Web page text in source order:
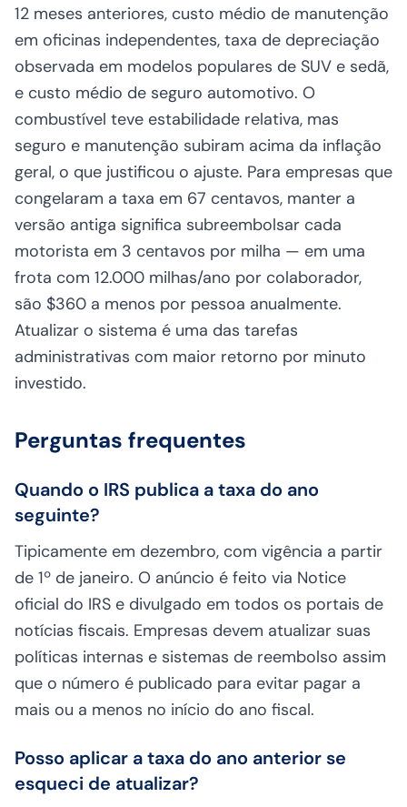
12 meses anteriores, custo médio de manutenção
em oficinas independentes, taxa de depreciação
observada em modelos populares de SUV e sedã,
e custo médio de seguro automotivo. O
combustível teve estabilidade relativa, mas
seguro e manutenção subiram acima da inflação
geral, o que justificou o ajuste. Para empresas que
congelaram a taxa em 67 centavos, manter a
versão antiga significa subreembolsar cada
motorista em 3 centavos por milha — em uma
frota com 12.000 milhas/ano por colaborador,
são $360 a menos por pessoa anualmente.
Atualizar o sistema é uma das tarefas
administrativas com maior retorno por minuto
investido.
Perguntas frequentes
Quando o IRS publica a taxa do ano
seguinte?
Tipicamente em dezembro, com vigência a partir
de 1º de janeiro. O anúncio é feito via Notice
oficial do IRS e divulgado em todos os portais de
notícias fiscais. Empresas devem atualizar suas
políticas internas e sistemas de reembolso assim
que o número é publicado para evitar pagar a
mais ou a menos no início do ano fiscal.
Posso aplicar a taxa do ano anterior se
esqueci de atualizar?